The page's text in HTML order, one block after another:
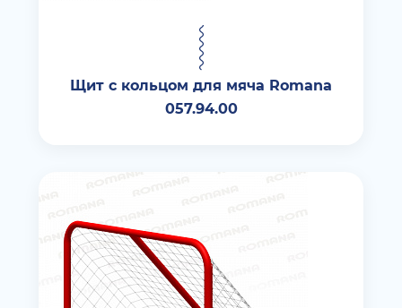
Щит с кольцом для мяча Romana
057.94.00